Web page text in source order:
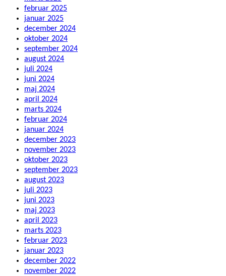
februar 2025
januar 2025
december 2024
oktober 2024
september 2024
august 2024
juli 2024
juni 2024
maj 2024
april 2024
marts 2024
februar 2024
januar 2024
december 2023
november 2023
oktober 2023
september 2023
august 2023
juli 2023
juni 2023
maj 2023
april 2023
marts 2023
februar 2023
januar 2023
december 2022
november 2022